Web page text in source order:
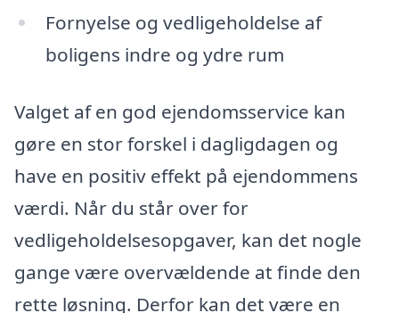
Fornyelse og vedligeholdelse af
boligens indre og ydre rum
Valget af en god ejendomsservice kan
gøre en stor forskel i dagligdagen og
have en positiv effekt på ejendommens
værdi. Når du står over for
vedligeholdelsesopgaver, kan det nogle
gange være overvældende at finde den
rette løsning. Derfor kan det være en